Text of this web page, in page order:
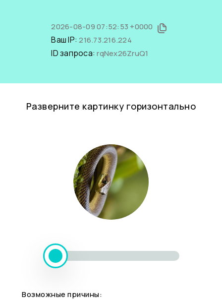
2026-08-09 07:52:53 +0000
Ваш IP:216.73.216.224
ID запроса:rqNex26ZruQ1
Разверните картинку горизонтально
Возможные причины: